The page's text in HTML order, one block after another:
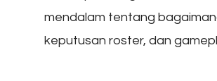
mendalam tentang
keputusan roster, dan